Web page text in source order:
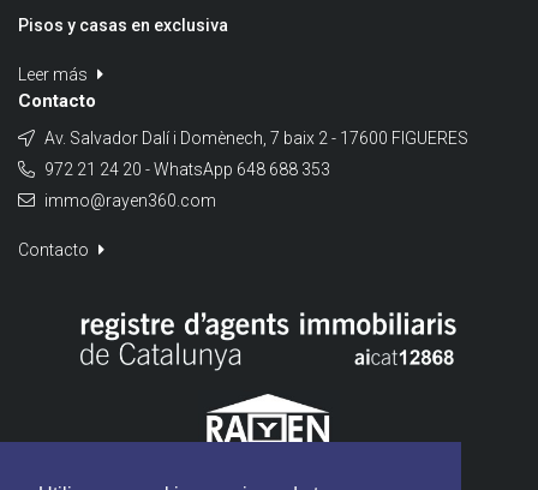
Pisos y casas en exclusiva
Leer más
Contacto
Av. Salvador Dalí i Domènech, 7 baix 2 - 17600 FIGUERES
972 21 24 20 - WhatsApp 648 688 353
immo@rayen360.com
Contacto